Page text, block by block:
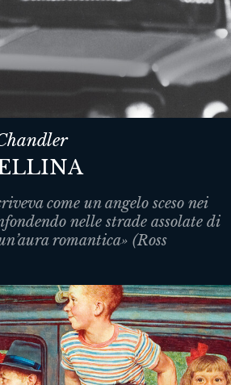
come un angelo sceso nei
nelle strade assolate di
romantica» (Ross